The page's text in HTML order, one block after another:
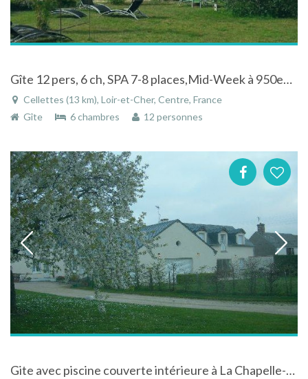
Gîte 12 pers, 6 ch, SPA 7-8 places,Mid-Week à 950euros et WE à 1200euros
Cellettes (13 km), Loir-et-Cher, Centre, France
Gîte
6 chambres 12 personnes
Gite avec piscine couverte intérieure à La Chapelle-Saint-Martin-en-Plaine dans le Loir-et-Cher